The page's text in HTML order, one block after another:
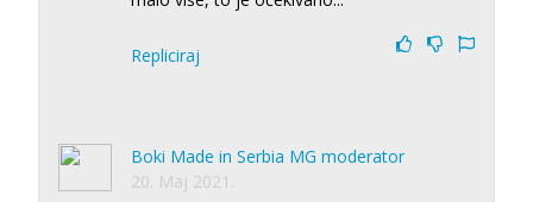
Repliciraj
Boki Made in Serbia MG moderator
20. Maj 2021.